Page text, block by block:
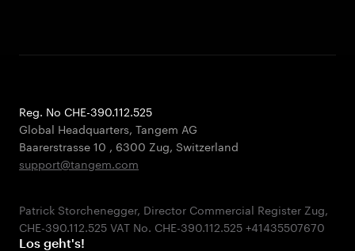
Reg. No CHE-390.112.525
Global Headquarters, Tangem AG
Baarerstrasse 10 , 6300 Zug, Switzerland
support@tangem.com
Patrick Storchenegger, Director Commercial Register Zug,
Los geht's!